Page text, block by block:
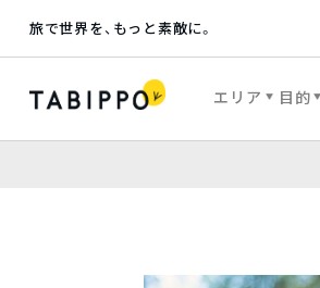
旅で世界を、もっと素敵に。
エリア 目的